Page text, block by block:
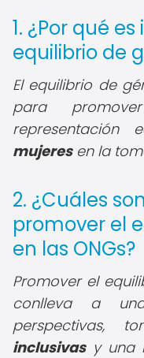
1. ¿Por qué
equilibrio de
El equilibrio de
para
representación
mujeresen la
2. ¿Cuáles
promover el
en las ONGs?
Promover el
conlleva a
perspectivas,
inclusivasy una